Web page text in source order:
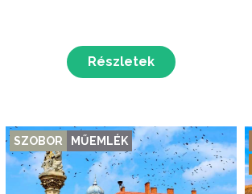
Részletek
SZOBOR MŰEMLÉK